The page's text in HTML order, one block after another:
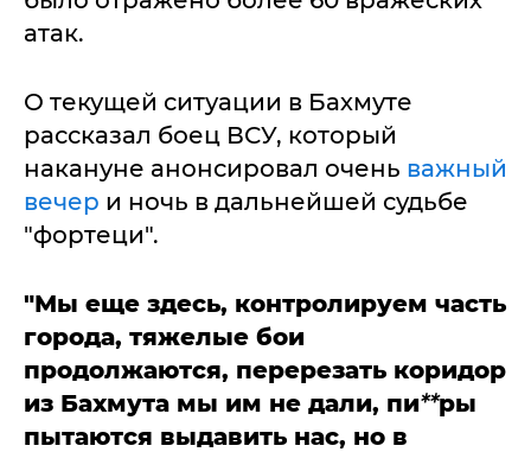
атак.
О текущей ситуации в Бахмуте
рассказал боец ВСУ, который
накануне анонсировал очень важный
вечер и ночь в дальнейшей судьбе
"фортеци".
"Мы еще здесь, контролируем часть
города, тяжелые бои
продолжаются, перерезать коридор
из Бахмута мы им не дали, пи**ры
пытаются выдавить нас, но в